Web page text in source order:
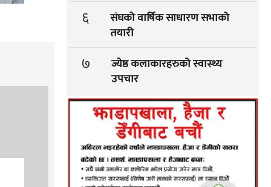
६
संघको वार्षिक साधारण सभाको
तयारी
७
ज्येष्ठ कलाकारहरुको स्वास्थ्य
उपचार